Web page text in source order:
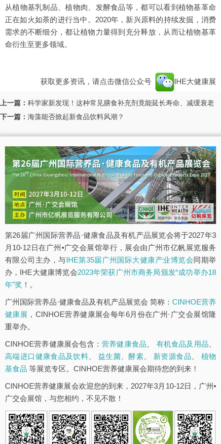
从植物基乳制品、植物肉、发酵食品等，都可以看到植物基革命
正在如火如荼的进行当中。2020年，新兴原料的持续发掘，消费
需求的不断细分，都让植物力量得到充分释放，从而让植物基革
命衍生至更多领域。
获取更多资讯，请点击微信公众号 IHE大健康展
上一篇： 科学家新发现！这种常见膳食补充剂竟能延长寿命、减缓衰老
下一篇： 海藻能否掀起新食品饮料风潮？
第26届广州国际营养品·健康食品及有机产品展览会将于2027年3
月10-12日在广州•广交会展馆举行，展会由广州市亿帆展览服务
有限公司主办，与IHE第35届广州国际大健康产业博览会同期举
办，IHE大健康博览会2023年荣获广州市商务局颁发“成功举办18
年”奖 ！。
广州国际营养品·健康食品及有机产品展览会 简称： CINHOE营养
健康展 ，CINHOE营养健康展会每年6月份在广州·广交会展馆隆
重举办。
CINHOE营养健康展会包含： 营养健康食品 有机食品及用品
高端进口健康食品及饮料
益生菌、酵素 新资源食品
植物
基食品 等展览专区。CINHOE营养健康展会期待您的到来！
CINHOE营养健康展会欢迎您的到来，2027年3月10-12日，广州•
广交会展馆，与您相约，不见不散！